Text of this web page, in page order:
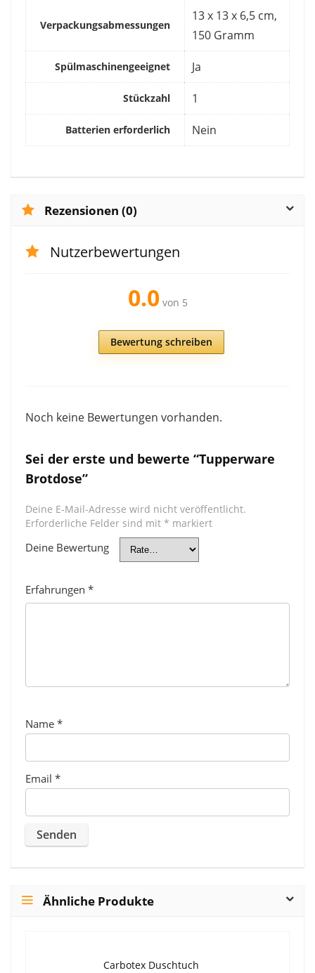
Verpackungsabmessungen
‎13 x 13 x 6,5 cm,
150 Gramm
Spülmaschinengeeignet ‎Ja
Stückzahl ‎1
Batterien erforderlich ‎Nein
Rezensionen (0)
Nutzerbewertungen
0.0 von 5
Bewertung schreiben
Noch keine Bewertungen vorhanden.
Sei der erste und bewerte “Tupperware
Brotdose”
Deine E-Mail-Adresse wird nicht veröffentlicht.
Erforderliche Felder sind mit * markiert
Deine Bewertung
Erfahrungen *
Name *
Email *
Ähnliche Produkte
Carbotex Duschtuch